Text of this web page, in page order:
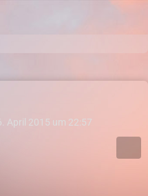
April 2015 um 22:57